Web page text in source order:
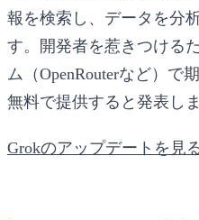
報を検索し、データを分
す。開発者を惹きつける
ム（OpenRouterなど）で
無料で提供すると発表しま
Grokのアップデートを見